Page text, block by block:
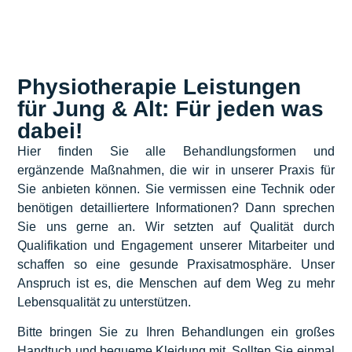
Physiotherapie Leistungen
für Jung & Alt: Für jeden was
dabei!
Hier finden Sie alle Behandlungsformen und
ergänzende Maßnahmen, die wir in unserer Praxis für
Sie anbieten können. Sie vermissen eine Technik oder
benötigen detailliertere Informationen? Dann sprechen
Sie uns gerne an. Wir setzten auf Qualität durch
Qualifikation und Engagement unserer Mitarbeiter und
schaffen so eine gesunde Praxisatmosphäre. Unser
Anspruch ist es, die Menschen auf dem Weg zu mehr
Lebensqualität zu unterstützen.
Bitte bringen Sie zu Ihren Behandlungen ein großes